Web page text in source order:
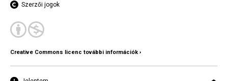
Szerzői jogok
Creative Commons licenc további információk ›